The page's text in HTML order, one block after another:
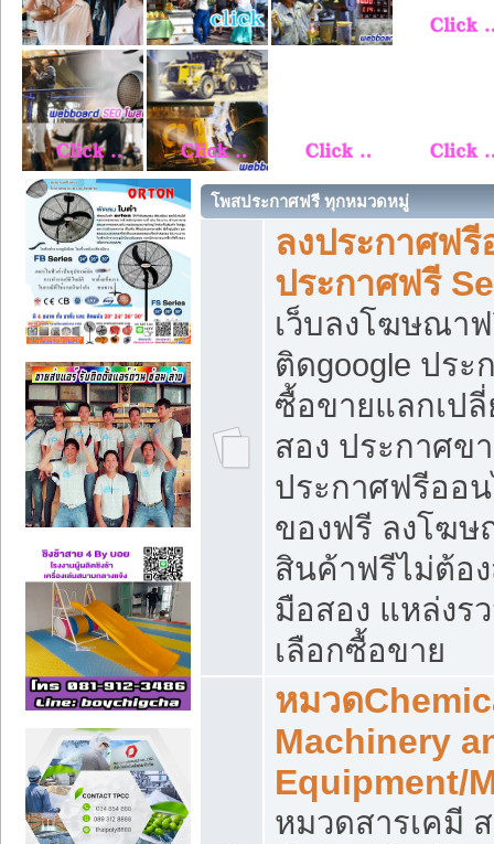
โพสประกาศฟรี ทุกหมวดหมู่
ลงประกาศฟ
ประกาศฟรี
เว็บลงโฆษณา
ติดgoogle ปร
ซื้อขายแลกเป
สอง ประกาศข
ประกาศฟรีออ
ของฟรี ลงโฆ
สินค้าฟรีไม่ต้อ
มือสอง แหล่งร
เลือกซื้อขาย
หมวด
Machinery
Equipment/
หมวดสารเคมี